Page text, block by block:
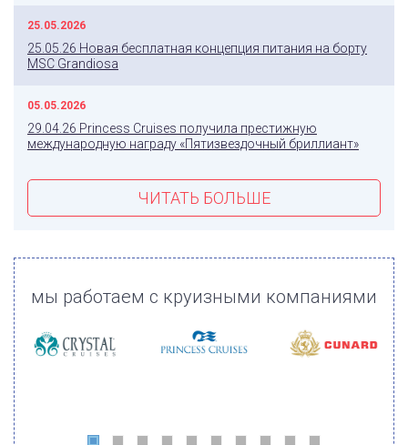
25.05.2026
25.05.26 Новая бесплатная концепция питания на борту
MSC Grandiosa
05.05.2026
29.04.26 Princess Cruises получила престижную
международную награду «Пятизвездочный бриллиант»
ЧИТАТЬ БОЛЬШЕ
мы работаем с круизными компаниями